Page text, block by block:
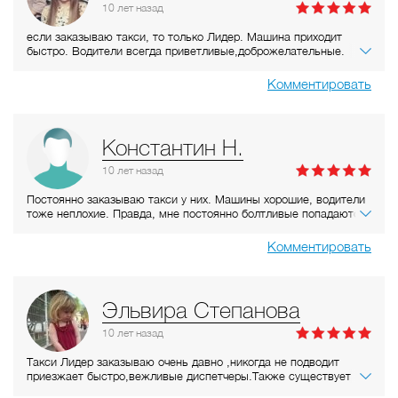
С утра вовсе не дождешься! Нанимаешь машину за час, они
перезванивают за 5 минут до требуемого времени и сообщают,
что машины нет!!! и что ждать еще минимум минут 20!!! Ребят,
ауу!!! Если бы у меня было запасных 20 минут, я бы не
На мой взгляд - слишком много на себя берут. Я конечно
Мой совет руководству: меняйте состав!!!!
10 летназад
если заказываю такси, то только Лидер. Машина приходит
быстро. Водители всегда приветливые,доброжелательные.
поговорить тоже люблю. Из плюсов можно еще отметить он-
Комментировать
Константин Н.
10 летназад
Постоянно заказываю такси у них. Машины хорошие, водители
тоже неплохие. Правда, мне постоянно болтливые попадаются,
скидок, онлайн вызовы, все очень удобно и легко.Комментировать
Эльвира Степанова
10 летназад
Такси Лидер заказываю очень давно ,никогда не подводит
приезжает быстро,вежливые диспетчеры.Также существует